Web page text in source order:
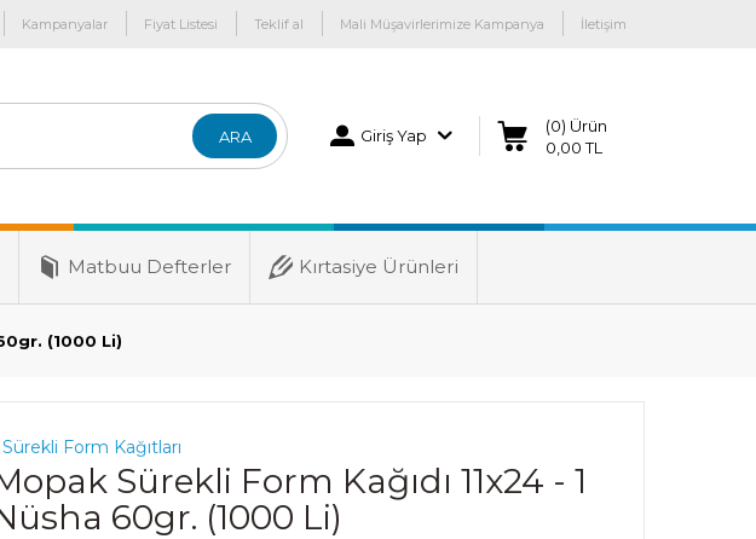
Kampanyalar Fiyat Listesi Teklif al Mali Müşavirlerimize Kampanya İletişim
ARA Giriş Yap
(0) Ürün
0,00 TL
Matbuu Defterler Kırtasiye Ürünleri
(1000 Li)
Form Kağıtları
Sürekli Form Kağıdı 11x24 - 1
60gr. (1000 Li)